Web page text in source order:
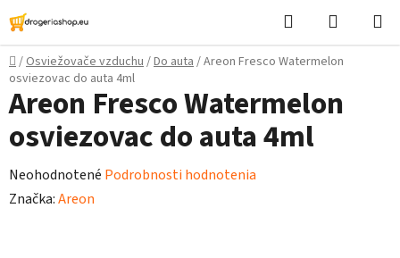
Prejsť
na
obsah
Hľadať
košík
Domov
/Osviežovače vzduchu/Do auta/Areon Fresco Watermelon
osviezovac do auta 4ml
Areon Fresco Watermelon
osviezovac do auta 4ml
Priemerné
hodnotenie
Neohodnotené Podrobnosti hodnotenia
Značka:Areon